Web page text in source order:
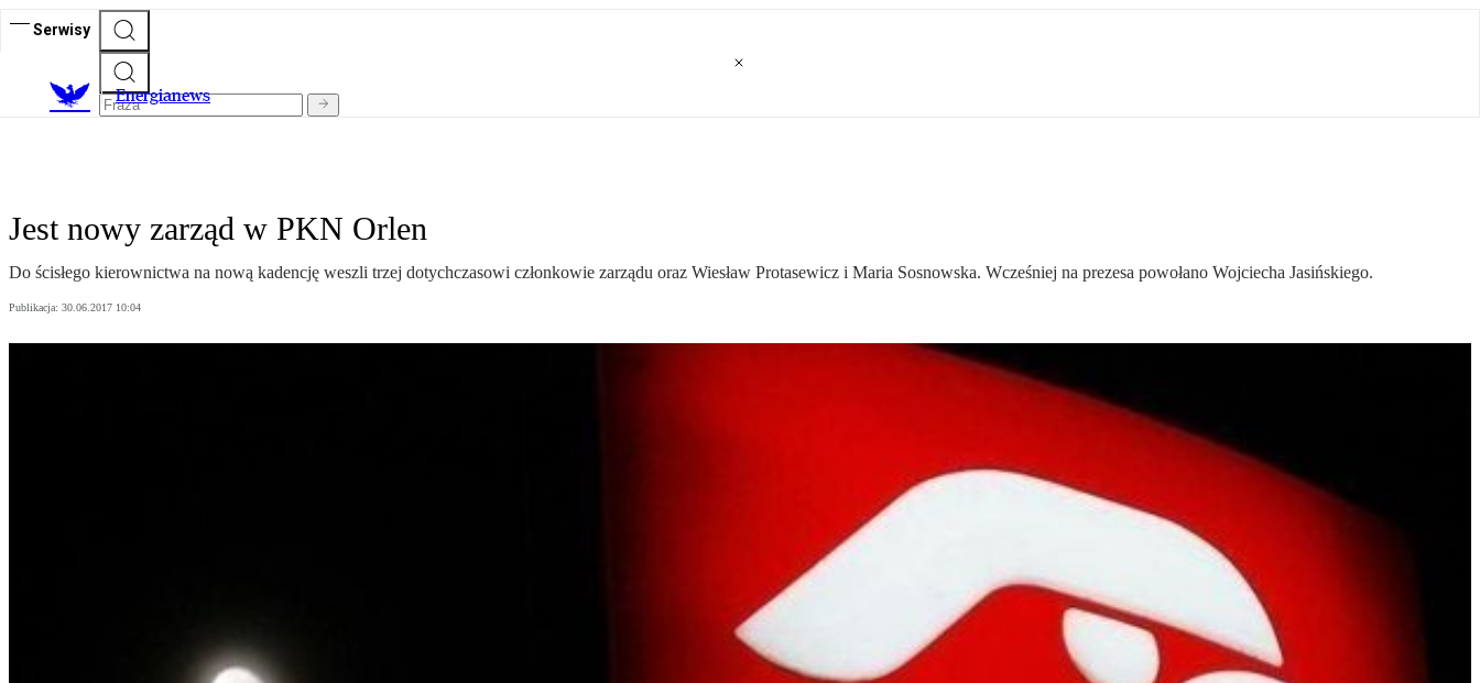
Serwisy
Energianews
Jest nowy zarząd w PKN Orlen
Do ścisłego kierownictwa na nową kadencję weszli trzej dotychczasowi członkowie zarządu oraz Wiesław Protasewicz i Maria Sosnowska. Wcześniej na prezesa powołano Wojciecha Jasińskiego.
Publikacja: 30.06.2017 10:04